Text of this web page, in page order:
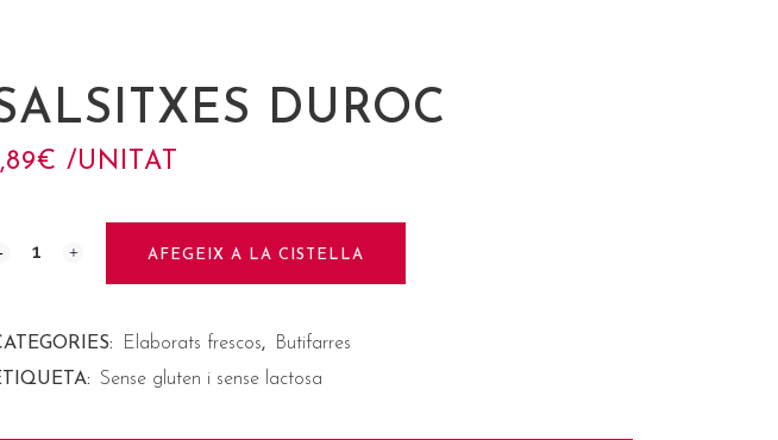
DUROC
€ /UNITAT
AFEGEIX A LA CISTELLA
Elaborats frescos,
Butifarres
Sense gluten i sense lactosa